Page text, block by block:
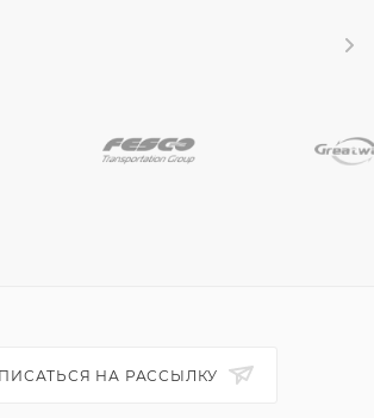
НА РАССЫЛКУ